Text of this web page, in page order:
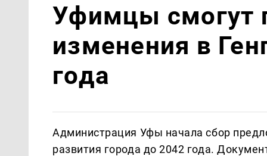
Уфимцы смогут
изменения в
года
Администрация Уфы начала сбор
развития города до 2042 года.